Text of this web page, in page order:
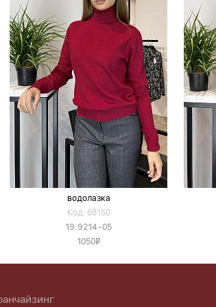
водолазка
Код: 68150
19.9214-05
1050v